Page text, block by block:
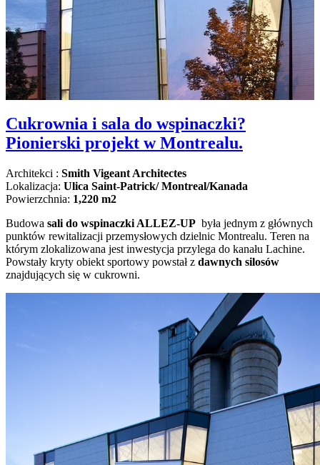
Cukrownia i sala do wspinaczki?
Pionierski projekt w Montrealu.
Architekci : Smith Vigeant Architectes
Lokalizacja: Ulica Saint-Patrick/ Montreal/Kanada
Powierzchnia: 1,220 m2
Budowa sali do wspinaczki ALLEZ-UP była jednym z głównych
punktów rewitalizacji przemysłowych dzielnic Montrealu. Teren na
którym zlokalizowana jest inwestycja przylega do kanału Lachine.
Powstały kryty obiekt sportowy powstał z dawnych silosów
znajdujących się w cukrowni.